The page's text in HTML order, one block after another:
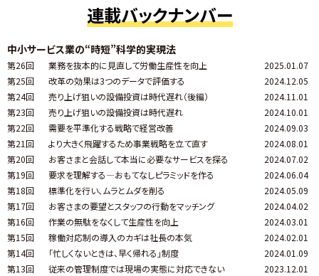
連載バックナンバー
中小サービス業の“時短”科学的実現法
第26回 業務を抜本的に見直して労働生産性を向上
2025.01.07
第25回
改革の効果は3つのデータで評価する
2024.12.05
第24回
売り上げ狙いの設備投資は時代遅れ（後編）
2024.11.01
第23回
売り上げ狙いの設備投資は時代遅れ
2024.10.01
第22回
需要を平準化する戦略で経営改善
2024.09.03
第21回
より大きく飛躍するため事業戦略を立て直す
2024.08.01
第20回
お客さまと会話して本当に必要なサービスを探る
2024.07.02
第19回
要求を理解する―おもてなしピラミッドを作る
2024.06.04
第18回
標準化を行い、ムラとムダを削る
2024.05.09
第17回
お客さまの要望とスタッフの行動をマッチング
2024.04.02
第16回
作業の無駄をなくして生産性を向上
2024.03.01
第15回
稼働対応制の導入のカギは社長の本気
2024.02.01
第14回
「忙しくないときは、早く帰れる」制度
2024.01.09
第13回
従来の管理制度では現場の実態に対応できない
2023.12.01